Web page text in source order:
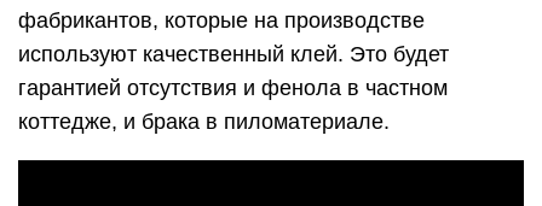
фабрикантов, которые на производстве
используют качественный клей. Это будет
гарантией отсутствия и фенола в частном
коттедже, и брака в пиломатериале.